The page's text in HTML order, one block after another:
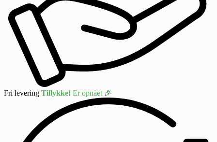
Fri levering Tillykke! Er opnået 🎉